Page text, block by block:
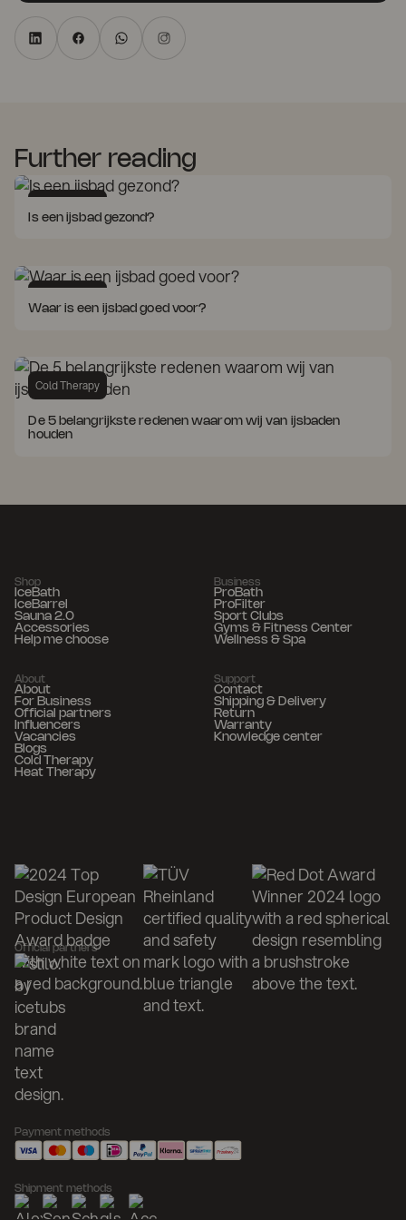
Further reading
Is een ijsbad gezond?
Waar is een ijsbad goed voor?
Cold Therapy
De 5 belangrijkste redenen waarom wij van ijsbaden
houden
Shop
IceBath
IceBarrel
Sauna 2.0
Accessories
Help me choose
Business
ProBath
ProFilter
Sport Clubs
Gyms & Fitness Center
Wellness & Spa
About
About
For Business
Official partners
Influencers
Vacancies
Blogs
Cold Therapy
Heat Therapy
Support
Contact
Shipping & Delivery
Return
Warranty
Knowledge center
Official partners
Payment methods
Shipment methods